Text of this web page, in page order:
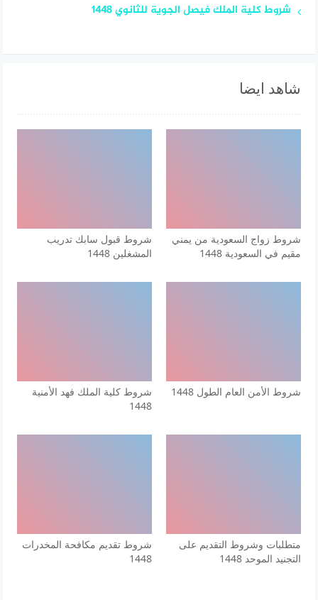
شروط كلية الملك فيصل الجوية للثانوي 1448
شاهد ايضا
شروط زواج السعودية من يمني
مقيم في السعودية 1448
شروط قبول سابك تدريب
المشغلين 1448
شروط الأمن العام الطول 1448
شروط كلية الملك فهد الأمنية
1448
متطلبات وشروط التقديم على
التجنيد الموحد 1448
شروط تقديم مكافحة المخدرات
1448